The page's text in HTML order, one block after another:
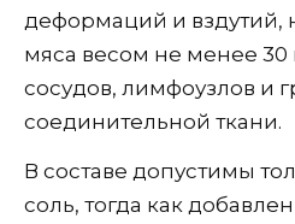
деформаций и вздутий,
мяса весом не менее 30
сосудов, лимфоузлов и
соединительной ткани.
В составе допустимы
соль, тогда как